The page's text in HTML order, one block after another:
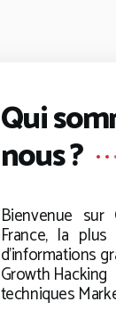
Qui
nous ?
Bienvenue sur
France, la
d’informations
Growth Hacking
techniques